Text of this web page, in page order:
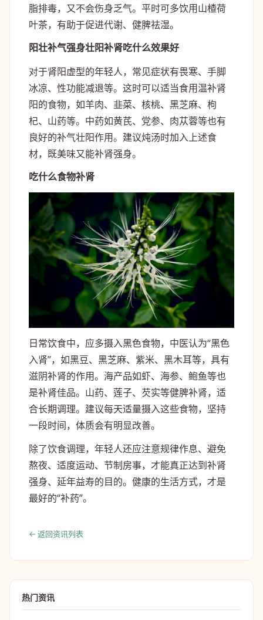
脂排毒，又不会伤身乏气。平时可多饮用山楂荷
叶茶，有助于促进代谢、健脾祛湿。
阳壮补气强身壮阳补肾吃什么效果好
对于肾阳虚型的年轻人，常见症状有畏寒、手脚
冰凉、性功能减退等。这时可以适当食用温补肾
阳的食物，如羊肉、韭菜、核桃、黑芝麻、枸
杞、山药等。中药如黄芪、党参、肉苁蓉等也有
良好的补气壮阳作用。建议炖汤时加入上述食
材，既美味又能补肾强身。
吃什么食物补肾
日常饮食中，应多摄入黑色食物，中医认为“黑色
入肾”，如黑豆、黑芝麻、紫米、黑木耳等，具有
滋阴补肾的作用。海产品如虾、海参、鲍鱼等也
是补肾佳品。山药、莲子、芡实等健脾补肾，适
合长期调理。建议每天适量摄入这些食物，坚持
一段时间，体质会有明显改善。
除了饮食调理，年轻人还应注意规律作息、避免
熬夜、适度运动、节制房事，才能真正达到补肾
强身、延年益寿的目的。健康的生活方式，才是
最好的“补药”。
← 返回资讯列表
热门资讯